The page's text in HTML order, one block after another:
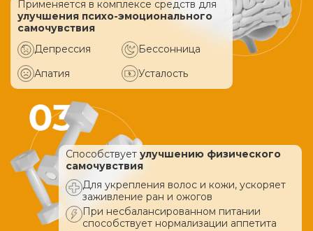
Применяется в комплексе средств для
улучшения психо-эмоционального
самочувствия
Депрессия
Бессонница
Апатия
Усталость
Способствует улучшению физического
самочувствия
Для укрепления волос и кожи, ускоряет
заживление ран и ожогов
При несбалансированном питании
способствует нормализации аппетита